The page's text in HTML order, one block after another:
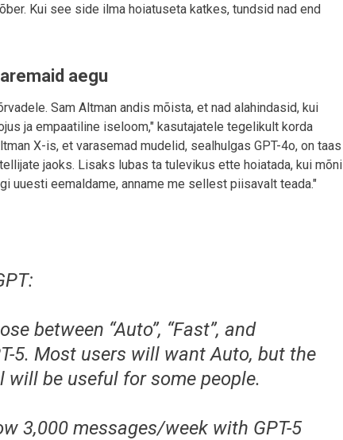
Kui see side ilma hoiatuseta katkes, tundsid nad end
aegu
Sam Altman andis mõista, et nad alahindasid, kui
ja empaatiline iseloom," kasutajatele tegelikult korda
X-is, et varasemad mudelid, sealhulgas GPT-4o, on taas
jaoks. Lisaks lubas ta tulevikus ette hoiatada, kui mõni
uuesti eemaldame, anname me sellest piisavalt teada."
between “Auto”, “Fast”, and
5. Most users will want Auto, but the
be useful for some people.
3,000 messages/week with GPT-5